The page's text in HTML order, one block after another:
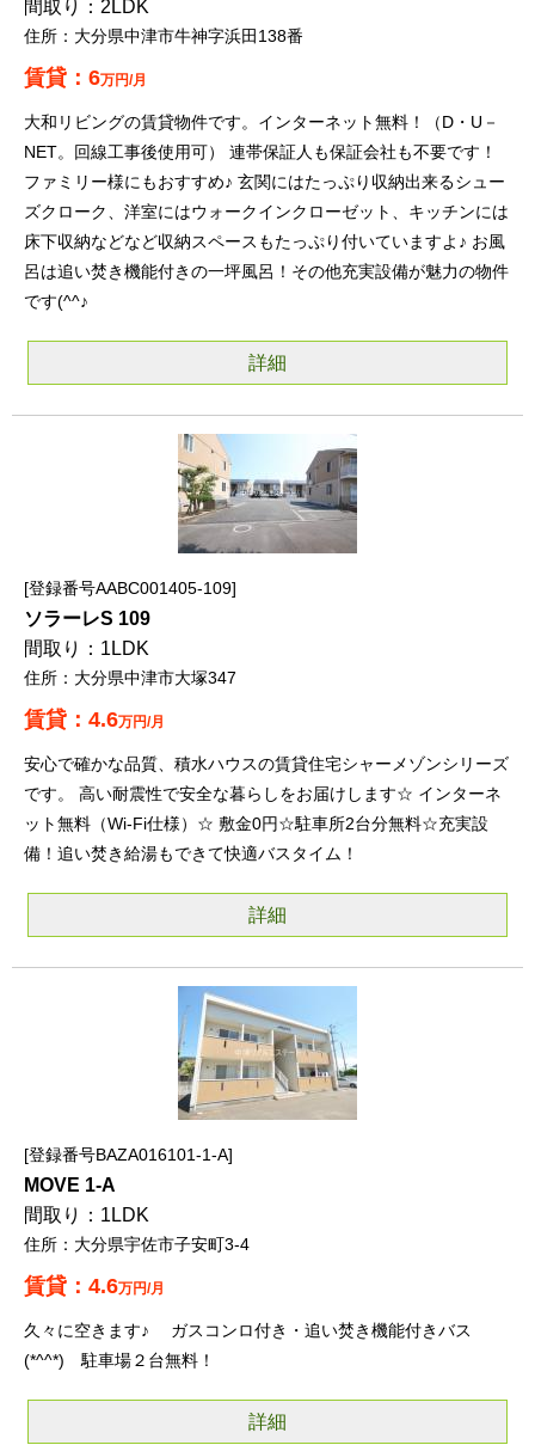
2LDK
大分県中津市牛神字浜田138番
6万円/月
大和リビングの賃貸物件です。インターネット無料！（D・U－
NET。回線工事後使用可） 連帯保証人も保証会社も不要です！
ファミリー様にもおすすめ♪ 玄関にはたっぷり収納出来るシュー
ズクローク、洋室にはウォークインクローゼット、キッチンには
床下収納などなど収納スペースもたっぷり付いていますよ♪ お風
呂は追い焚き機能付きの一坪風呂！その他充実設備が魅力の物件
です(^^♪
詳細
登録番号AABC001405-109
ソラーレS 109
1LDK
大分県中津市大塚347
4.6万円/月
安心で確かな品質、積水ハウスの賃貸住宅シャーメゾンシリーズ
です。 高い耐震性で安全な暮らしをお届けします☆ インターネ
ット無料（Wi-Fi仕様）☆ 敷金0円☆駐車所2台分無料☆充実設
備！追い焚き給湯もできて快適バスタイム！
詳細
登録番号BAZA016101-1-A
MOVE 1-A
1LDK
大分県宇佐市子安町3-4
4.6万円/月
久々に空きます♪ ガスコンロ付き・追い焚き機能付きバス
(*^^*) 駐車場２台無料！
詳細